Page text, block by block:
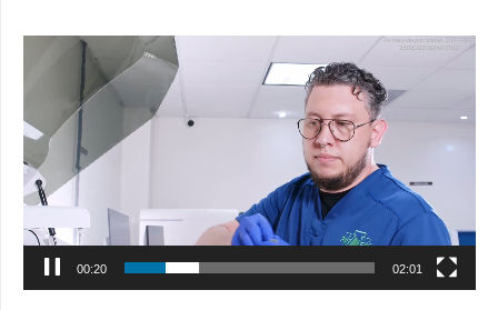
Reproductor
00:21 02:01